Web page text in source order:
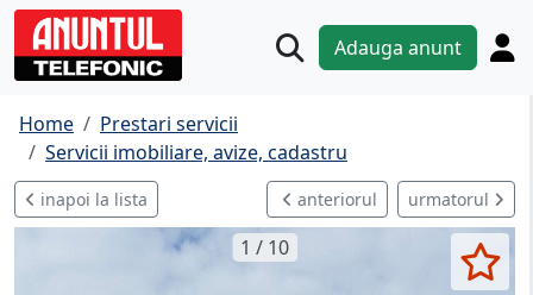
Adauga anunt
Home
Prestari servicii
Servicii imobiliare, avize, cadastru
inapoi la lista anteriorul urmatorul
1 / 10